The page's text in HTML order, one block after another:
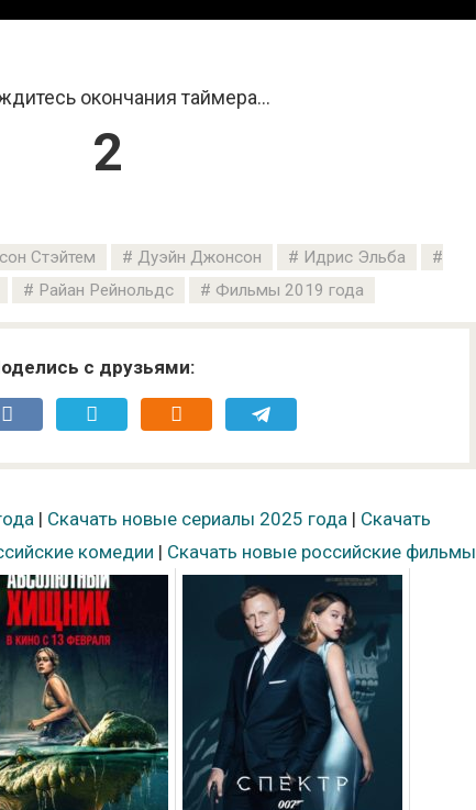
окончания таймера...
1
Стэйтем Дуэйн Джонсон
Идрис Эльба
Райан Рейнольдс Фильмы 2019 года
с друзьями:
| Скачать новые сериалы 2025 года | Скачать
комедии | Скачать новые российские фильмы